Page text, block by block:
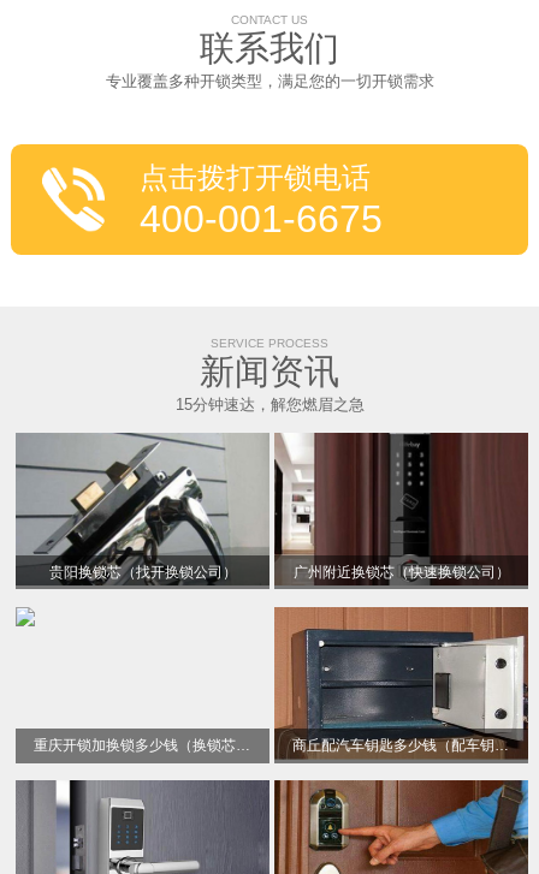
CONTACT US
联系我们
专业覆盖多种开锁类型，满足您的一切开锁需求
点击拨打开锁电话
400-001-6675
SERVICE PROCESS
新闻资讯
15分钟速达，解您燃眉之急
贵阳换锁芯（找开换锁公司） 广州附近换锁芯（快速换锁公司）
商丘配汽车钥匙多少钱（配车钥匙）